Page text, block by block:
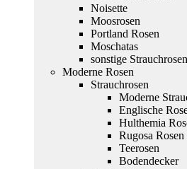
Noisette
Moosrosen
Portland Rosen
Moschatas
sonstige Strauchrosen
Moderne Rosen
Strauchrosen
Moderne
Englische
Hulthemia
Rugosa Rosen
Teerosen
Bodendecker